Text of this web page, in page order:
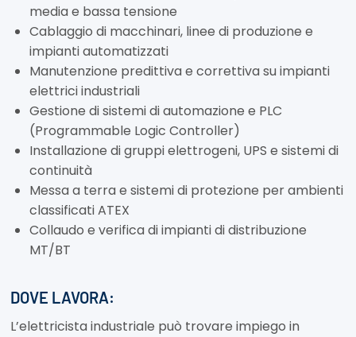
media e bassa tensione
Cablaggio di macchinari, linee di produzione e
impianti automatizzati
Manutenzione predittiva e correttiva su impianti
elettrici industriali
Gestione di sistemi di automazione e PLC
(Programmable Logic Controller)
Installazione di gruppi elettrogeni, UPS e sistemi di
continuità
Messa a terra e sistemi di protezione per ambienti
classificati ATEX
Collaudo e verifica di impianti di distribuzione
MT/BT
DOVE LAVORA:
L’elettricista industriale può trovare impiego in